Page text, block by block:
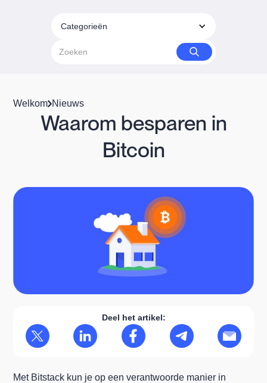
Categorieën
Welkom Nieuws
Waarom besparen in
Bitcoin
Deel het artikel:
Met Bitstack kun je op een verantwoorde manier in